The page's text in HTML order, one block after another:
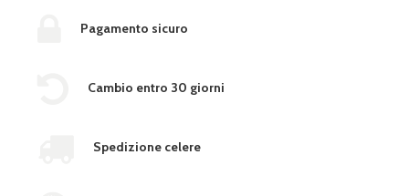
Pagamento sicuro
Cambio entro 30 giorni
Spedizione celere